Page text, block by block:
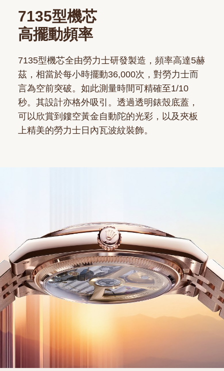
7135型機芯
高擺動頻率
7135型機芯全由勞力士研發製造，頻率高達5赫
茲，相當於每小時擺動36,000次，對勞力士而
言為空前突破。如此測量時間可精確至1/10
秒。其設計亦格外吸引。透過透明錶殼底蓋，
可以欣賞到鏤空黃金自動陀的光彩，以及夾板
上精美的勞力士日內瓦波紋裝飾。